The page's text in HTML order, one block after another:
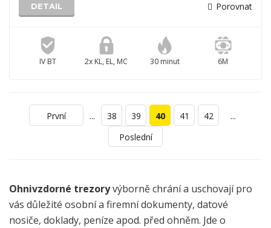
DETAIL Porovnat
IV BT 2x KL, EL, MC 30 minut 6M
První ... 38 39 40 41 42 ...
Poslední
Ohnivzdorné trezoryvýborně chrání a uschovají pro
vás důležité osobní a firemní dokumenty, datové
nosiče, doklady, peníze apod. před ohněm. Jde o